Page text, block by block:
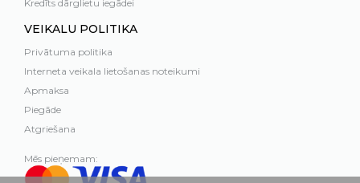
Kredīts dārglietu iegādei
VEIKALU POLITIKA
Privātuma politika
Interneta veikala lietošanas noteikumi
Apmaksa
Piegāde
Atgriešana
Mēs pieņemam: